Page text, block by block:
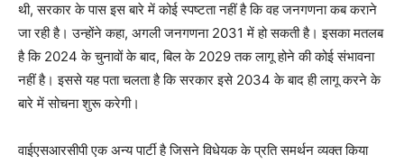
थी, सरकार के पास इस बारे में कोई स्पष्टता नहीं है कि वह जनगणना कब कराने
जा रही है। उन्होंने कहा, अगली जनगणना 2031 में हो सकती है। इसका मतलब
है कि 2024 के चुनावों के बाद, बिल के 2029 तक लागू होने की कोई संभावना
नहीं है। इससे यह पता चलता है कि सरकार इसे 2034 के बाद ही लागू करने के
बारे में सोचना शुरू करेगी।
वाईएसआरसीपी एक अन्य पार्टी है जिसने विधेयक के प्रति समर्थन व्यक्त किया